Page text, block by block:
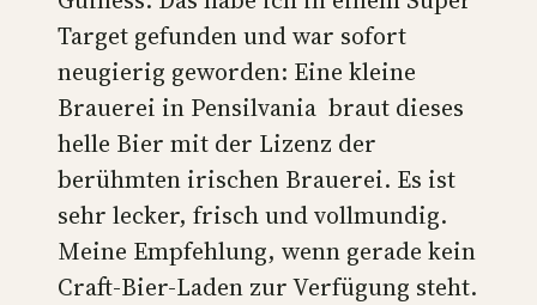
Target gefunden und war sofort
neugierig geworden: Eine kleine
Brauerei in Pensilvania braut dieses
helle Bier mit der Lizenz der
berühmten irischen Brauerei. Es ist
sehr lecker, frisch und vollmundig.
Meine Empfehlung, wenn gerade kein
Craft-Bier-Laden zur Verfügung steht.